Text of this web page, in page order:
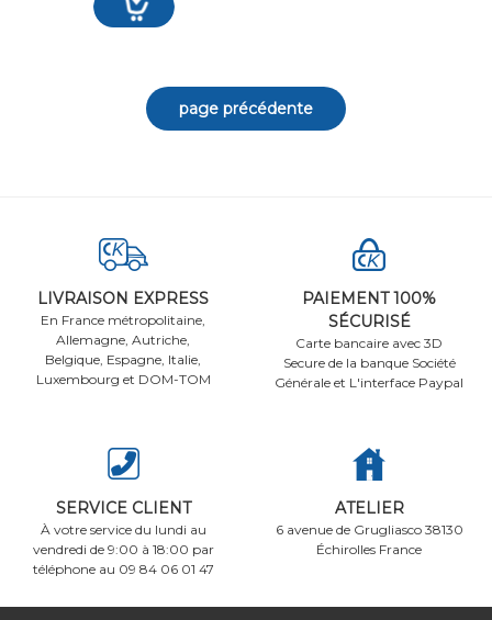
LIVRAISON EXPRESS
En France métropolitaine,
Allemagne, Autriche,
Belgique, Espagne, Italie,
Luxembourg et DOM-TOM
PAIEMENT 100%
SÉCURISÉ
Carte bancaire avec 3D
Secure de la banque Société
Générale et L'interface Paypal
SERVICE CLIENT
À votre service du lundi au
vendredi de 9:00 à 18:00 par
téléphone au 09 84 06 01 47
ATELIER
6 avenue de Grugliasco 38130
Échirolles France